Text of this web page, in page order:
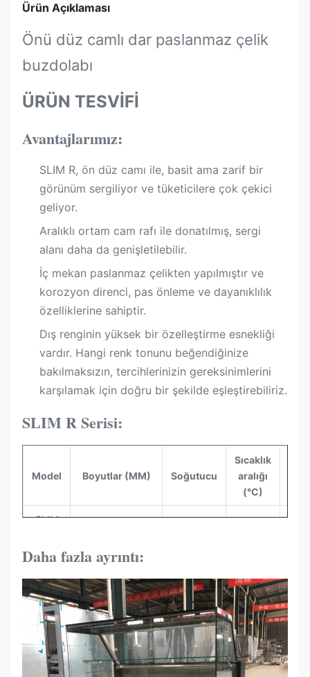
Ürün Açıklaması
Önü düz camlı dar paslanmaz çelik
buzdolabı
ÜRÜN TESVİFİ
Avantajlarımız:
SLIM R, ön düz camı ile, basit ama zarif bir
görünüm sergiliyor ve tüketicilere çok çekici
geliyor.
Aralıklı ortam cam rafı ile donatılmış, sergi
alanı daha da genişletilebilir.
İç mekan paslanmaz çelikten yapılmıştır ve
korozyon direnci, pas önleme ve dayanıklılık
özelliklerine sahiptir.
Dış renginin yüksek bir özelleştirme esnekliği
vardır. Hangi renk tonunu beğendiğinize
bakılmaksızın, tercihlerinizin gereksinimlerini
karşılamak için doğru bir şekilde eşleştirebiliriz.
SLIM R Serisi:
Model Boyutlar (MM) Soğutucu
Sıcaklık
aralığı
(°C)
SLIM
SLIM
130R
SLIM
150R
1500*900*1200 R290 0~-+6
Daha fazla ayrıntı: